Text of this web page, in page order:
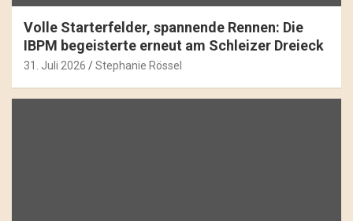
Volle Starterfelder, spannende Rennen: Die
IBPM begeisterte erneut am Schleizer Dreieck
31. Juli 2026 Stephanie Rössel